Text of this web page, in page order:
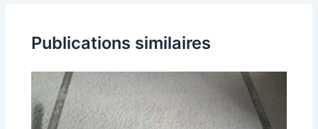
Publications similaires